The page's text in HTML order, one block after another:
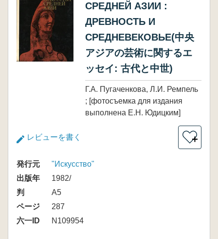
СРЕДНЕЙ АЗИИ :
ДРЕВНОСТЬ И
СРЕДНЕВЕКОВЬЕ(中央
アジアの芸術に関するエ
ッセイ: 古代と中世)
Г.А. Пугаченкова, Л.И. Ремпель
; [фотосъемка для издания
выполнена Е.Н. Юдицким]
レビューを書く ＋
発行元
"Искусство"
出版年
1982/
判
A5
ページ
287
六一ID
N109954